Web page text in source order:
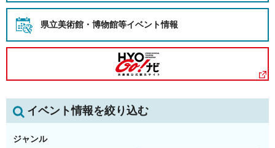
県立美術館・博物館等イベント情報
イベント情報を絞り込む
ジャンル